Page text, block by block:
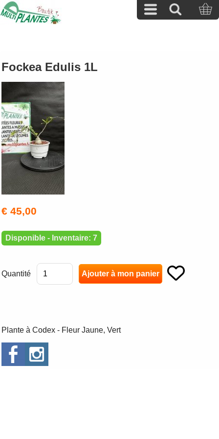
Fockea Edulis 1L
€ 45,00
Disponible - Inventaire: 7
Quantité
Plante à Codex - Fleur Jaune, Vert